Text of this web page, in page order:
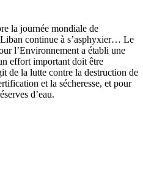
la journée mondiale de
continue à s’asphyxier… Le
l’Environnement a établi une
effort important doit être
de la lutte contre la destruction de
et la sécheresse, et pour
d’eau.